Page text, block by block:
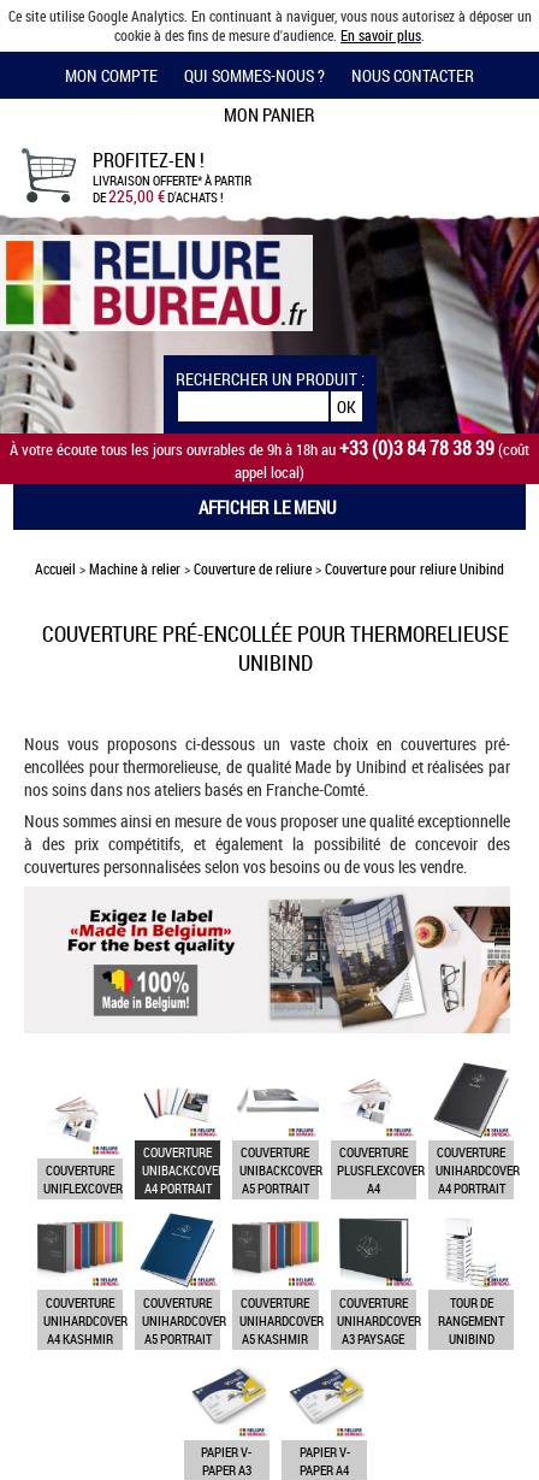
Ce site utilise Google Analytics. En continuant à naviguer, vous nous autorisez à déposer un
cookie à des fins de mesure d'audience. En savoir plus
MON COMPTE QUI SOMMES-NOUS ? NOUS CONTACTER
MON PANIER
PROFITEZ-EN !
LIVRAISON OFFERTE*À PARTIR
DE225,00 €D'ACHATS !
RECHERCHER UN PRODUIT :
À votre écoute tous les jours ouvrables de 9h à 18h au+33 (0)3 84 78 38 39(coût
appel local)
AFFICHER LE MENU
Accueil >Machine à relier>Couverture de reliure>Couverture pour reliure Unibind
COUVERTURE PRÉ-ENCOLLÉE POUR THERMORELIEUSE
UNIBIND
Nous vous proposons ci-dessous un vaste choix en couvertures pré-
encollées pour thermorelieuse, de qualité Made by Unibind et réalisées par
nos soins dans nos ateliers basés en Franche-Comté.
Nous sommes ainsi en mesure de vous proposer une qualité exceptionnelle
à des prix compétitifs, et également la possibilité de concevoir des
couvertures personnalisées selon vos besoins ou de vous les vendre.
COUVERTURE
UNIFLEXCOVER
COUVERTURE
UNIBACKCOVER
A4 PORTRAIT
COUVERTURE
UNIBACKCOVER
A5 PORTRAIT
COUVERTURE
PLUSFLEXCOVER
A4
COUVERTURE
UNIHARDCOVER
A4 PORTRAIT
COUVERTURE
UNIHARDCOVER
A4 KASHMIR
COUVERTURE
UNIHARDCOVER
A5 PORTRAIT
COUVERTURE
UNIHARDCOVER
A5 KASHMIR
COUVERTURE
UNIHARDCOVER
A3 PAYSAGE
TOUR DE
RANGEMENT
UNIBIND
PAPIER V-
PAPER A3
PAPIER V-
PAPER A4